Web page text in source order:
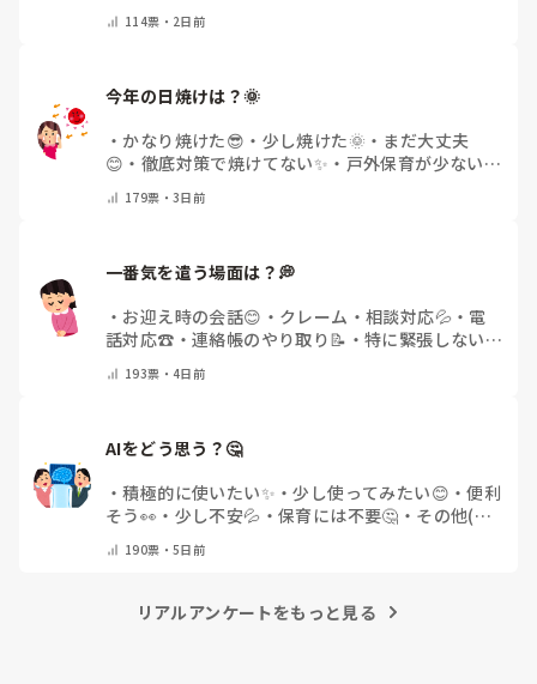
114票・ 2日前
今年の日焼けは？🌞
・ かなり焼けた😎 ・ 少し焼けた🌞 ・ まだ大丈夫
😊 ・ 徹底対策で焼けてない✨ ・ 戸外保育が少ない
179票・3日前
一番気を遣う場面は？💭
・ お迎え時の会話😊 ・ クレーム・相談対応💦 ・ 電
話対応☎️ ・ 連絡帳のやり取り📝 ・ 特に緊張しない
193票・4日前
AIをどう思う？🤔
・積極的に使いたい✨ ・少し使ってみたい😊 ・便利
そう👀 ・ 少し不安💦 ・ 保育には不要🤔 ・ その他(コ
190票・5日前
リアルアンケートをもっと見る